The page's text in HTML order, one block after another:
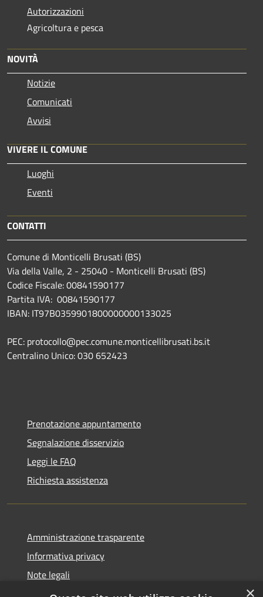
Autorizzazioni
Agricoltura e pesca
NOVITÀ
Notizie
Comunicati
Avvisi
VIVERE IL COMUNE
Luoghi
Eventi
CONTATTI
Comune di Monticelli Brusati (BS)
Via della Valle, 2 - 25040 - Monticelli Brusati (BS)
Codice Fiscale: 00841590177
Partita IVA: 00841590177
IBAN: IT97B0359901800000000133025
PEC: protocollo@pec.comune.monticellibrusati.bs.it
Centralino Unico: 030 652423
Prenotazione appuntamento
Segnalazione disservizio
Leggi le FAQ
Richiesta assistenza
Amministrazione trasparente
Informativa privacy
Note legali
Dichiarazione di accessibilità
×